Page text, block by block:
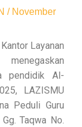
/ November
Layanan
pendidik Al-
LAZISMU
Peduli Guru
Taqwa No.